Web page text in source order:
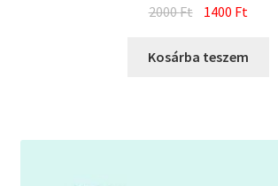
2000Ft Original
was:
1400 Ft
is:
Kosárba teszem